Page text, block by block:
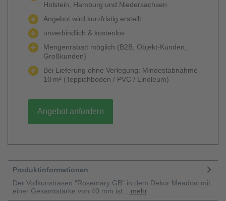
Holstein, Hamburg und Niedersachsen
Angebot wird kurzfristig erstellt
unverbindlich & kostenlos
Mengenrabatt möglich (B2B, Objekt-Kunden,
Großkunden)
Bei Lieferung ohne Verlegung: Mindestabnahme
10 m² (Teppichboden / PVC / Linoleum)
Angebot anfordern
Produktinformationen
Der Vollkunstrasen "Rosemary GB" in dem Dekor Meadow mit
einer Gesamtstärke von 40 mm ist...
mehr